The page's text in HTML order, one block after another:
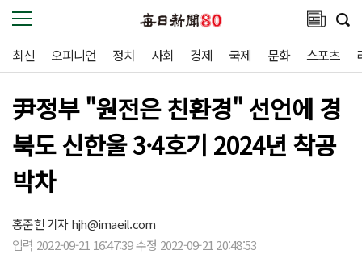
최신 오피니언 정치 사회 경제 국제 문화 스포츠
尹정부 "원전은 친환경" 선언에 경
북도 신한울 3·4호기 2024년 착공
박차
홍준헌 기자hjh@imaeil.com
입력 2022-09-21 16:47:39 수정 2022-09-21 20:48:53